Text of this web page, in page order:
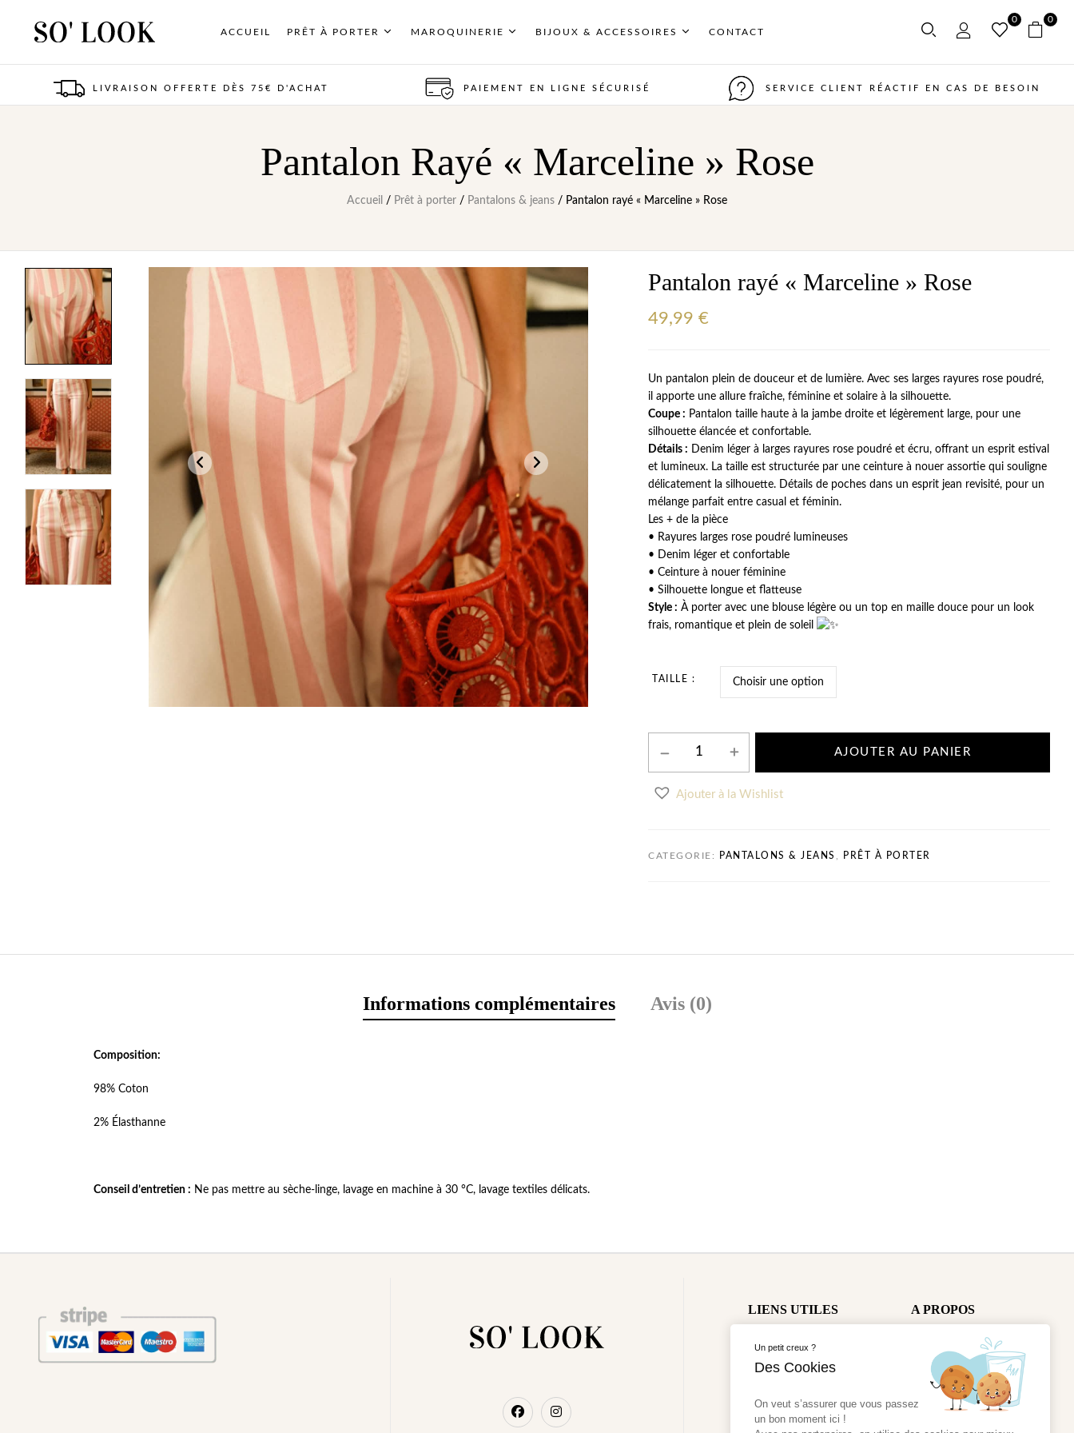
ACCUEIL PRÊT À PORTER MAROQUINERIE BIJOUX & ACCESSOIRES CONTACT
0 0
LIVRAISON OFFERTE DÈS 75€ D'ACHAT PAIEMENT EN LIGNE SÉCURISÉ SERVICE CLIENT RÉACTIF EN CAS DE BESOIN
Pantalon Rayé « Marceline » Rose
Accueil / Prêt à porter / Pantalons & jeans / Pantalon rayé « Marceline » Rose
Pantalon rayé « Marceline » Rose
49,99€
Un pantalon plein de douceur et de lumière. Avec ses larges rayures rose poudré,
il apporte une allure fraîche, féminine et solaire à la silhouette.
Coupe : Pantalon taille haute à la jambe droite et légèrement large, pour une
silhouette élancée et confortable.
Détails : Denim léger à larges rayures rose poudré et écru, offrant un esprit estival
et lumineux. La taille est structurée par une ceinture à nouer assortie qui souligne
délicatement la silhouette. Détails de poches dans un esprit jean revisité, pour un
mélange parfait entre casual et féminin.
Les + de la pièce
• Rayures larges rose poudré lumineuses
• Denim léger et confortable
• Ceinture à nouer féminine
• Silhouette longue et flatteuse
Style : À porter avec une blouse légère ou un top en maille douce pour un look
frais, romantique et plein de soleil
TAILLE
rayé
AJOUTER AU PANIER
Ajouter à la Wishlist
CATEGORIE: PANTALONS & JEANS PRÊT À PORTER
Informations complémentaires Avis (0)
Composition:
98% Coton
2% Élasthanne
Conseil d’entretien : Ne pas mettre au sèche-linge, lavage en machine à 30 °C, lavage textiles délicats.
LIENS UTILES
Nous contacter
A PROPOS
Mentions Légales
Gestions des cookies
Un petit creux ?
Des Cookies
On veut s’assurer que vous passez
un bon moment ici !